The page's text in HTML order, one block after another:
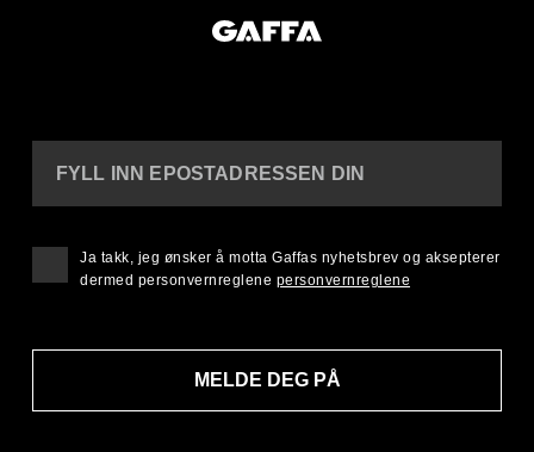
FYLL INN EPOSTADRESSEN DIN
MELDE DEG PÅ
Ja takk, jeg ønsker å motta Gaffas nyhetsbrev og aksepterer
dermed personvernreglene personvernreglene